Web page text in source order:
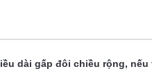
dài gấp đôi chiều rộng, nếu